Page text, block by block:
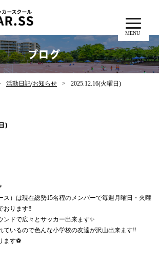
MENU
ブログ
活動日記/お知らせ 2025.12.16(火曜日)
)
ス）は現在総勢15名程のメンバーで毎週月曜日・火曜
おります‼️
ンドで広々とサッカー出来ます✨
ているので色んな小学校の友達が沢山出来ます‼️
ます⚽️